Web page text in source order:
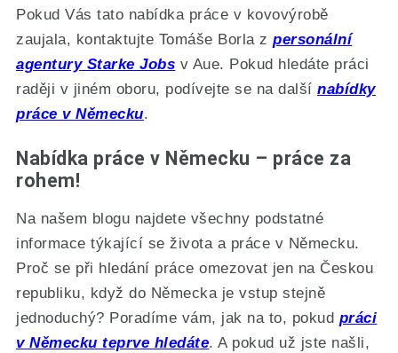
Pokud Vás tato nabídka práce v kovovýrobě
zaujala, kontaktujte Tomáše Borla zpersonální
agentury Starke Jobs v Aue. Pokud hledáte práci
raději v jiném oboru, podívejte se na dalšínabídky
práce v Německu.
Nabídka práce v Německu – práce za
rohem!
Na našem blogu najdete všechny podstatné
informace týkající se života a práce v Německu.
Proč se při hledání práce omezovat jen na Českou
republiku, když do Německa je vstup stejně
jednoduchý? Poradíme vám, jak na to, pokud práci
v Německu teprve hledáte. A pokud už jste našli,